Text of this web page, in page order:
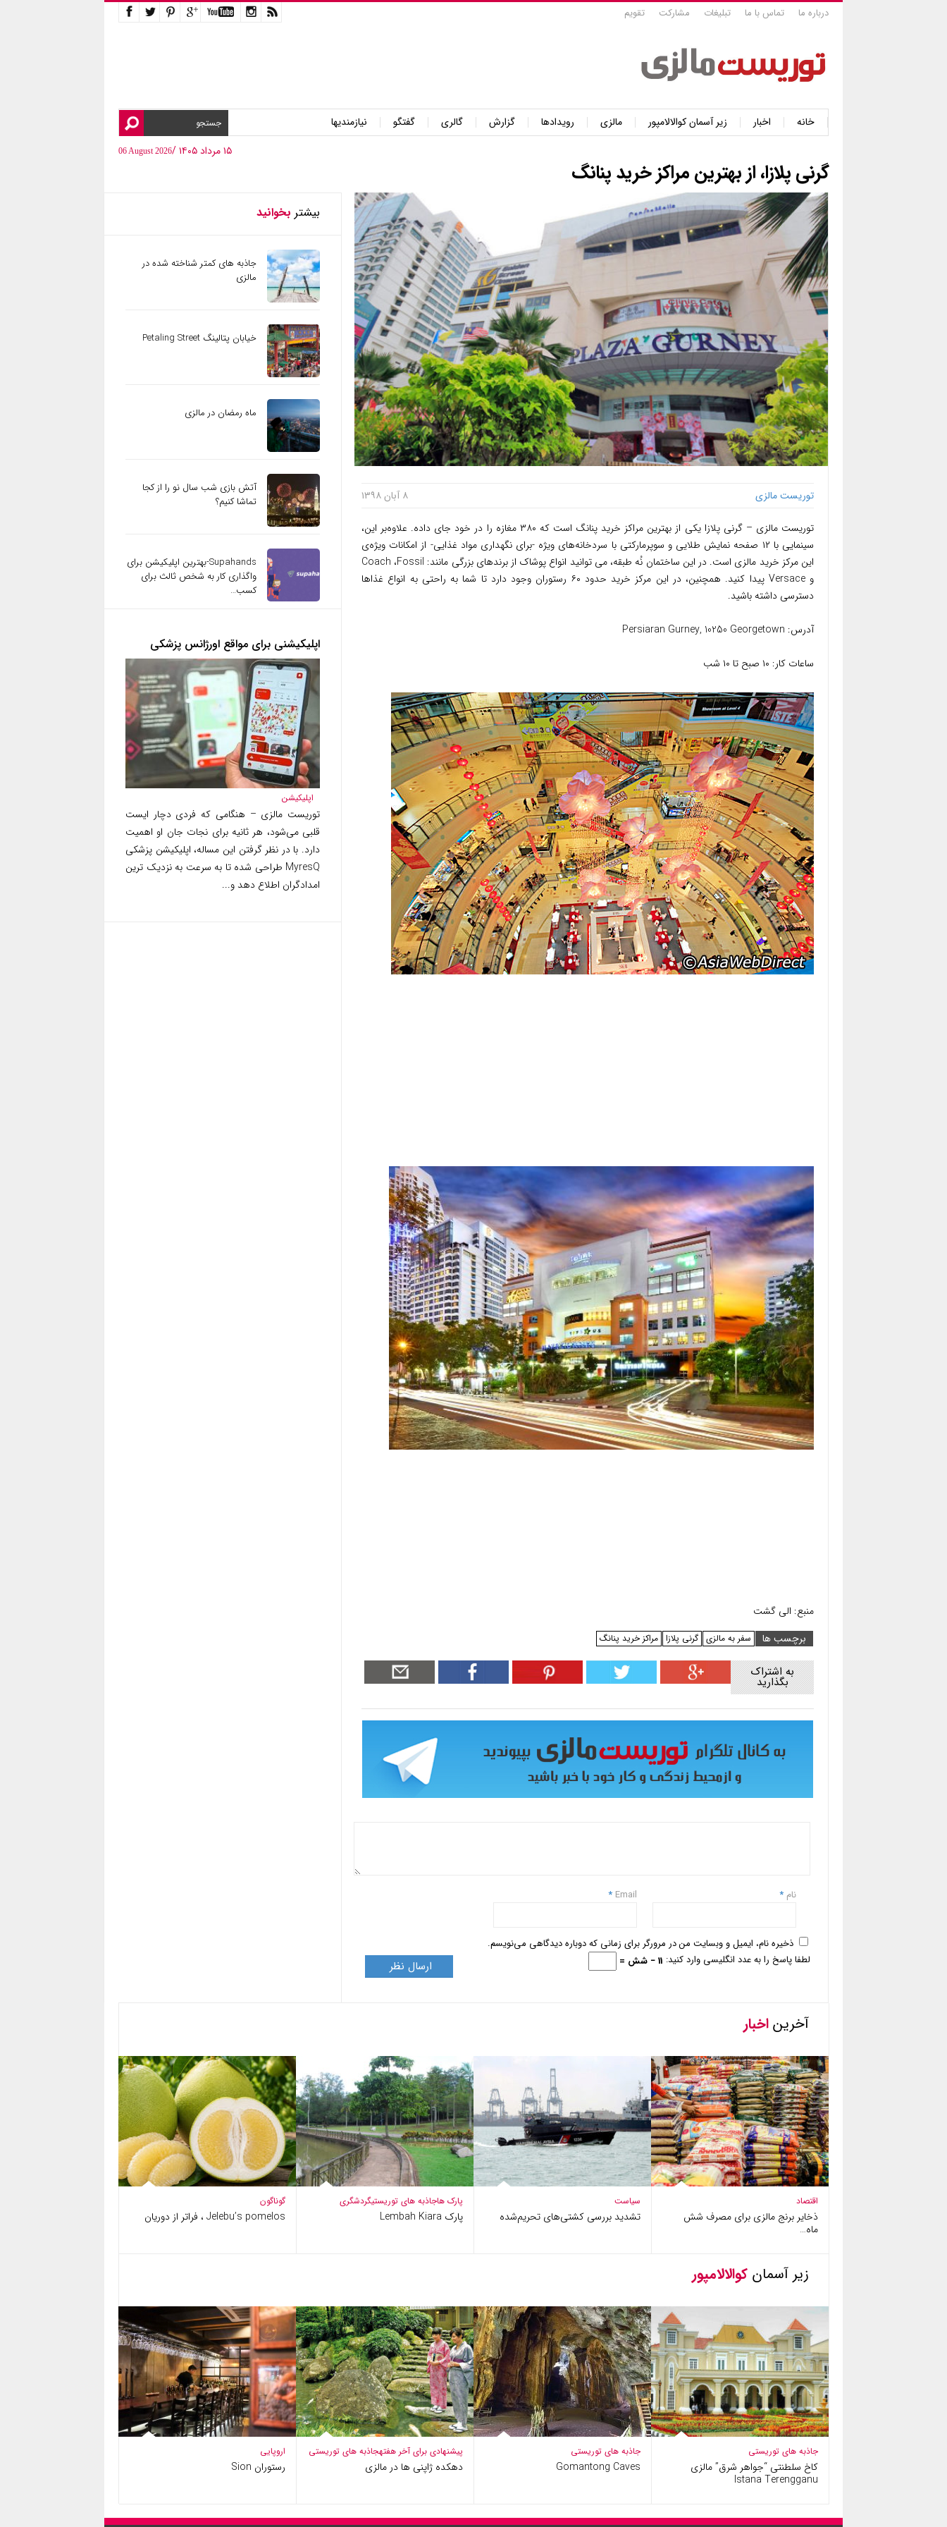
درباره ما تماس با ما تبلیغات مشارکت تقویم
خانه اخبار زیر آسمان کوالالامپور مالزی رویدادها گزارش گالری گفتگو
نیازمندیها
۱۵ مرداد ۱۴۰۵ /
06 August 2026
گرنی پلازا، از بهترین مراکز خرید پنانگ
توریست مالزی ۸ آبان ۱۳۹۸
توریست مالزی – گرنی پلازا یکی از بهترین مراکز خرید پنانگ است که ۳۸۰ مغازه را در خود جای داده. علاوه‌بر این،
سینمایی با ۱۲ صفحه نمایش طلایی و سوپرمارکتی با سردخانه‌های ویژه -برای نگهداری مواد غذایی- از امکانات ویژه‌ی
این مرکز خرید مالزی است. در این ساختمان نُه طبقه، می توانید انواع پوشاک از برندهای بزرگی مانند: Coach ،Fossil
و Versace پیدا کنید. همچنین، در این مرکز خرید حدود ۶۰ رستوران وجود دارد تا شما به راحتی به انواع غذاها
دسترسی داشته باشید.
آدرس: Persiaran Gurney, 10250 Georgetown
ساعات کار: ۱۰ صبح تا ۱۰ شب
منبع: الی گشت
برچسب ها
سفر به مالزی گرنی پلازا مراکز خرید پنانگ
به اشتراک
بگذارید
نام *
Email
*
ذخیره نام، ایمیل و وبسایت من در مرورگر برای زمانی که دوباره دیدگاهی می‌نویسم.
لطفا پاسخ را به عدد انگلیسی وارد کنید: 11 − شش =
بیشتر بخوانید
جاذبه های کمتر شناخته شده در
مالزی
خیابان پتالینگ Petaling Street
ماه رمضان در مالزی
آتش بازی شب سال نو را از کجا
تماشا کنیم؟
Supahands-بهترین اپلیکیشن برای
واگذاری کار به شخص ثالث برای
کسب…
اپلیکیشنی برای مواقع اورژانس پزشکی
اپلیکیشن
توریست مالزی – هنگامی که فردی دچار ایست
قلبی می‌شود، هر ثانیه برای نجات جان او اهمیت
دارد. با در نظر گرفتن این مساله، اپلیکیشن پزشکی
MyresQ طراحی شده تا به سرعت به نزدیک ترین
امدادگران اطلاع دهد و...
آخریناخبار
اقتصاد
ذخایر برنج مالزی برای مصرف شش
ماه…
سیاست
تشدید بررسی کشتی‌های تحریم‌شده
پارک هاجاذبه های توریستیگردشگری
پارک Lembah Kiara
گوناگون
Jelebu’s pomelos ، فراتر از دوریان
زیر آسمان کوالالامپور
جاذبه های توریستی
کاخ سلطنتی “جواهر شرق” مالزی
Istana Terengganu
جاذبه های توریستی
Gomantong Caves
پیشنهادی برای آخر هفتهجاذبه های توریستی
دهکده ژاپنی ها در مالزی
اروپایی
رستوران Sion